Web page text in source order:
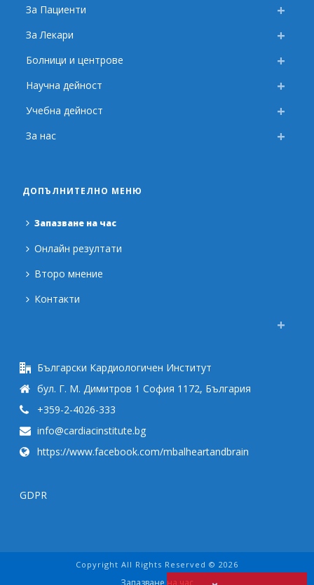
За Пациенти
За Лекари
Болници и центрове
Научна дейност
Учебна дейност
За нас
ДОПЪЛНИТЕЛНО МЕНЮ
Запазване на час
Онлайн резултати
Второ мнение
Контакти
Български Кардиологичен Институт
бул. Г. М. Димитров 1 София 1172, България
+359-2-4026-333
info@cardiacinstitute.bg
https://www.facebook.com/mbalheartandbrain
GDPR
Copyright All Rights Reserved © 2026